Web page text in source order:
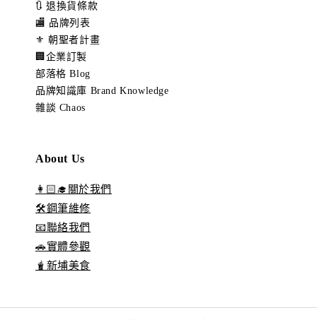
🔃 退換貨條款
🏬 品牌列表
⚜️ 朝聖者計畫
🏢企業訂製
部落格 Blog
品牌知識庫 Brand Knowledge
雜談 Chaos
About Us
👩🏻‍🎓關於我們
🛠️鋼筆維修
📧聯絡我們
🚗實體參觀
🧋新埔美食